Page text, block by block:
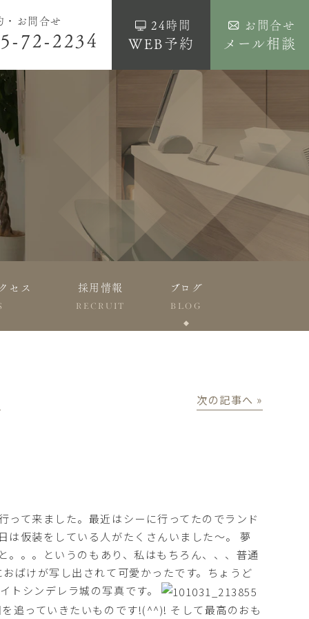
・お問合せ
72-2234
24時間
WEB予約
お問合せ
メール相談
セス 採用情報
RECRUIT
ブログ
BLOG
次の記事へ »
て来ました。最近はシーに行ってたのでランド
は仮装をしている人がたくさんいました～。 夢
。。というのもあり、私はもちろん、、、普通
ばけが写し出されて可愛かったです。ちょうど
トシンデレラ城の写真です。
追っていきたいものです!(^^)! そして最高のおも